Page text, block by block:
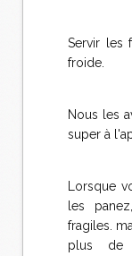
Servir les
froide.
Nous les
super à
Lorsque
les
fragiles.
plus de